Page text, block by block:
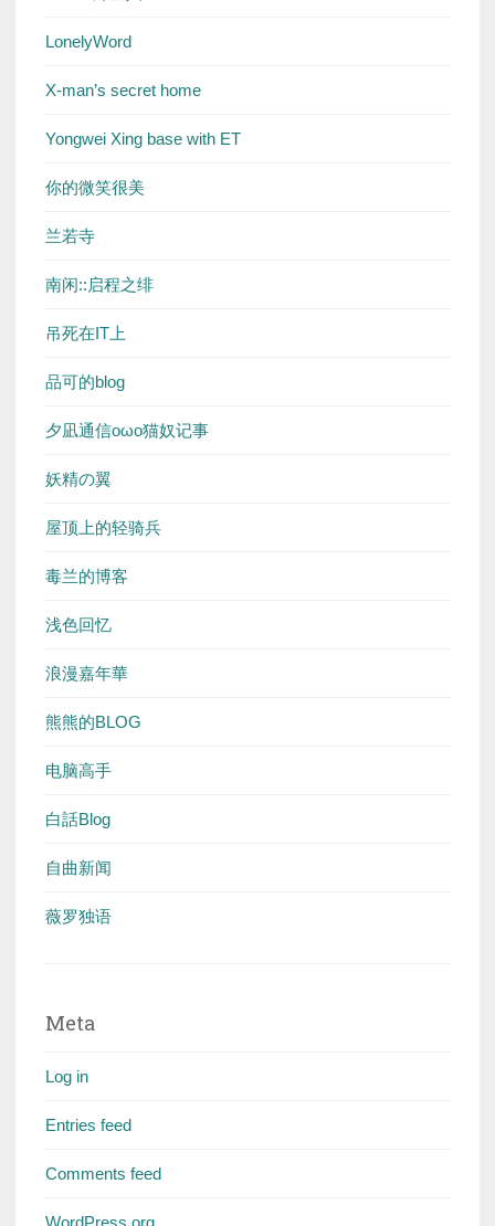
LonelyWord
X-man’s secret home
Yongwei Xing base with ET
你的微笑很美
兰若寺
南闲::启程之绯
吊死在IT上
品可的blog
夕凪通信oωo猫奴记事
妖精の翼
屋顶上的轻骑兵
毒兰的博客
浅色回忆
浪漫嘉年華
熊熊的BLOG
电脑高手
白話Blog
自曲新闻
薇罗独语
Meta
Log in
Entries feed
Comments feed